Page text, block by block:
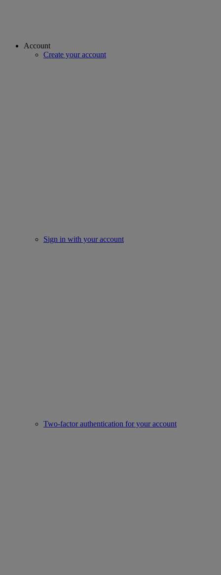
Account
Create your account
Sign in with your account
Two-factor authentication for your account